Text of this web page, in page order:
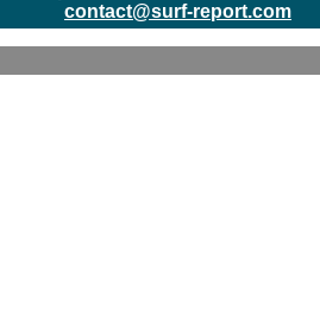
contact@surf-report.com